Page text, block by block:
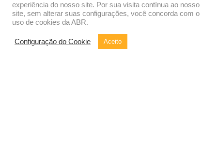
experiência do nosso site. Por sua visita contínua ao nosso
site, sem alterar suas configurações, você concorda com o
uso de cookies da ABR.
Configuração do Cookie Aceito